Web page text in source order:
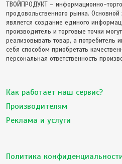
ТВОЙПРОДУКТ – информационно-
продовольственного рынка.
является создание единого
производитель и торговые точки
реализовывать товар, а
себя способом приобретать
персональная ответственность
Как работает наш сервис?
Производителям
Реклама и услуги
Политика